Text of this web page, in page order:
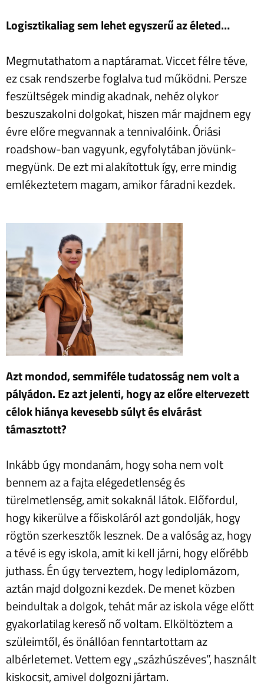
Logisztikaliag sem lehet egyszerű az életed…
Megmutathatom a naptáramat. Viccet félre téve,
ez csak rendszerbe foglalva tud működni. Persze
feszültségek mindig akadnak, nehéz olykor
beszuszakolni dolgokat, hiszen már majdnem egy
évre előre megvannak a tennivalóink. Óriási
roadshow-ban vagyunk, egyfolytában jövünk-
megyünk. De ezt mi alakítottuk így, erre mindig
emlékeztetem magam, amikor fáradni kezdek.
Azt mondod, semmiféle tudatosság nem volt a
pályádon. Ez azt jelenti, hogy az előre eltervezett
célok hiánya kevesebb súlyt és elvárást
támasztott?
Inkább úgy mondanám, hogy soha nem volt
bennem az a fajta elégedetlenség és
türelmetlenség, amit sokaknál látok. Előfordul,
hogy kikerülve a főiskoláról azt gondolják, hogy
rögtön szerkesztők lesznek. De a valóság az, hogy
a tévé is egy iskola, amit ki kell járni, hogy előrébb
juthass. Én úgy terveztem, hogy lediplomázom,
aztán majd dolgozni kezdek. De menet közben
beindultak a dolgok, tehát már az iskola vége előtt
gyakorlatilag kereső nő voltam. Elköltöztem a
szüleimtől, és önállóan fenntartottam az
albérletemet. Vettem egy „százhúszéves”, használt
kiskocsit, amivel dolgozni jártam.